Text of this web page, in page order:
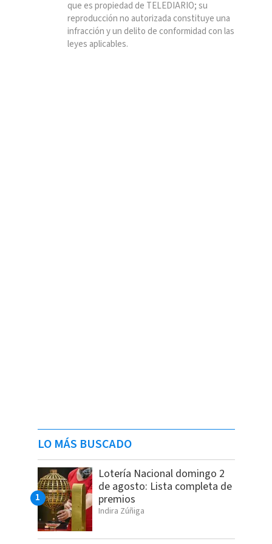
que es propiedad de TELEDIARIO; su
reproducción no autorizada constituye una
infracción y un delito de conformidad con las
leyes aplicables.
LO MÁS BUSCADO
Lotería Nacional domingo 2
de agosto: Lista completa de
premios
Indira Zúñiga